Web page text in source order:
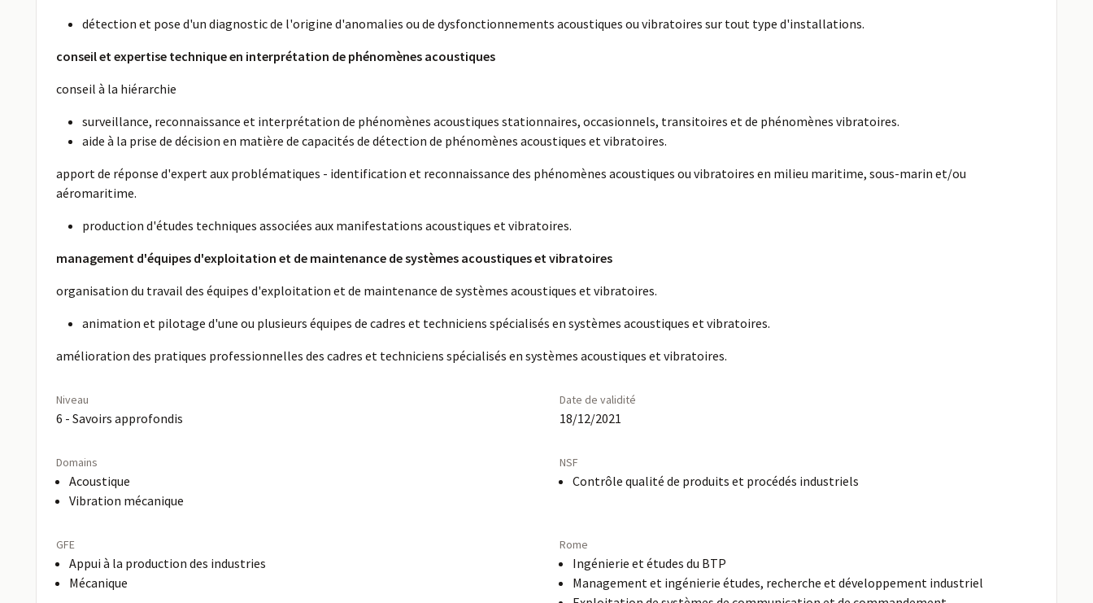
détection et pose d'un diagnostic de l'origine d'anomalies ou de dysfonctionnements acoustiques ou vibratoires sur tout type d'installations.
conseil et expertise technique en interprétation de phénomènes acoustiques
conseil à la hiérarchie
surveillance, reconnaissance et interprétation de phénomènes acoustiques stationnaires, occasionnels, transitoires et de phénomènes vibratoires.
aide à la prise de décision en matière de capacités de détection de phénomènes acoustiques et vibratoires.
apport de réponse d'expert aux problématiques - identification et reconnaissance des phénomènes acoustiques ou vibratoires en milieu maritime, sous-marin et/ou
aéromaritime.
production d'études techniques associées aux manifestations acoustiques et vibratoires.
management d'équipes d'exploitation et de maintenance de systèmes acoustiques et vibratoires
organisation du travail des équipes d'exploitation et de maintenance de systèmes acoustiques et vibratoires.
animation et pilotage d'une ou plusieurs équipes de cadres et techniciens spécialisés en systèmes acoustiques et vibratoires.
amélioration des pratiques professionnelles des cadres et techniciens spécialisés en systèmes acoustiques et vibratoires.
Niveau
6 - Savoirs approfondis
Date de validité
18/12/2021
Domains
Acoustique
Vibration mécanique
NSF
Contrôle qualité de produits et procédés industriels
GFE
Appui à la production des industries
Mécanique
Rome
Ingénierie et études du BTP
Management et ingénierie études, recherche et développement industriel